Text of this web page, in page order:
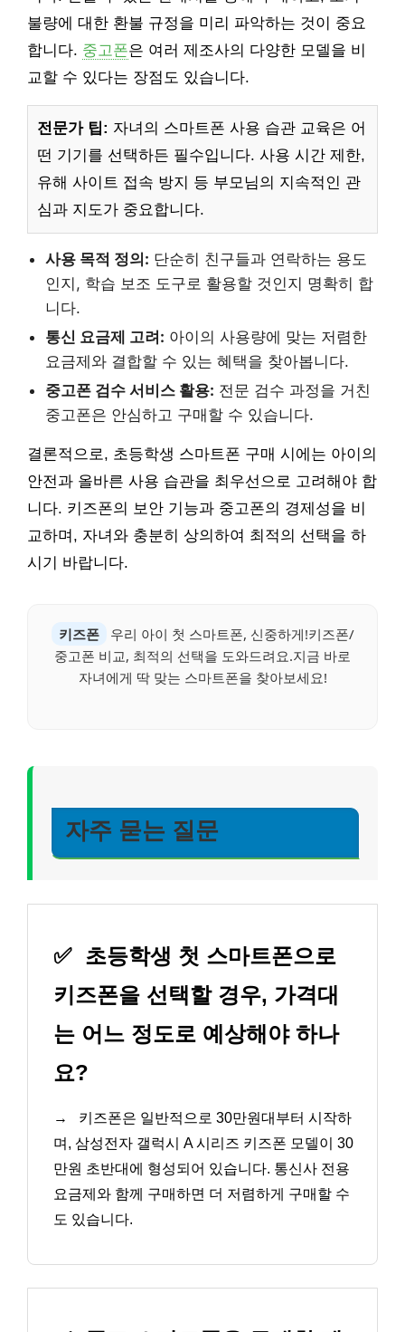
불량에 대한 환불 규정을 미리 파악하는 것이 중요
합니다. 중고폰은 여러 제조사의 다양한 모델을 비
교할 수 있다는 장점도 있습니다.
전문가 팁: 자녀의 스마트폰 사용 습관 교육은 어
떤 기기를 선택하든 필수입니다. 사용 시간 제한,
유해 사이트 접속 방지 등 부모님의 지속적인 관
심과 지도가 중요합니다.
사용 목적 정의: 단순히 친구들과 연락하는 용도
인지, 학습 보조 도구로 활용할 것인지 명확히 합
니다.
통신 요금제 고려: 아이의 사용량에 맞는 저렴한
요금제와 결합할 수 있는 혜택을 찾아봅니다.
중고폰 검수 서비스 활용: 전문 검수 과정을 거친
중고폰은 안심하고 구매할 수 있습니다.
결론적으로, 초등학생 스마트폰 구매 시에는 아이의
안전과 올바른 사용 습관을 최우선으로 고려해야 합
니다. 키즈폰의 보안 기능과 중고폰의 경제성을 비
교하며, 자녀와 충분히 상의하여 최적의 선택을 하
시기 바랍니다.
키즈폰
우리 아이 첫 스마트폰, 신중하게!키즈폰/
중고폰 비교, 최적의 선택을 도와드려요.지금 바로
자녀에게 딱 맞는 스마트폰을 찾아보세요!
자주 묻는 질문
✅ 초등학생 첫 스마트폰으로
키즈폰을 선택할 경우, 가격대
는 어느 정도로 예상해야 하나
요?
→
키즈폰은 일반적으로 30만원대부터 시작하
며, 삼성전자 갤럭시 A 시리즈 키즈폰 모델이 30
만원 초반대에 형성되어 있습니다. 통신사 전용
요금제와 함께 구매하면 더 저렴하게 구매할 수
도 있습니다.